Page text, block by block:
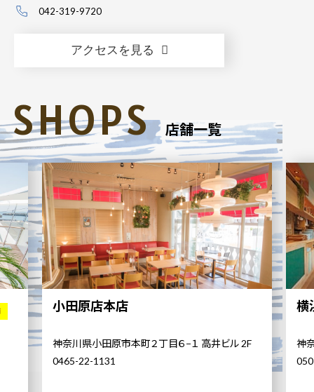
042-319-9720
アクセスを見る
SHOPS 店舗一覧
小田原店本店
神奈川県小田原市本町２丁目６−１ 高井ビル 2F
0465-22-1131
横
神